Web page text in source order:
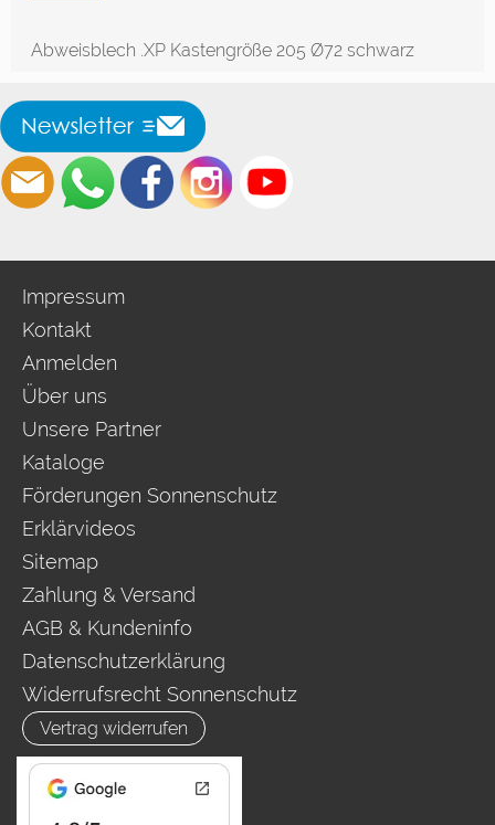
Abweisblech .XP Kastengröße 205 Ø72 schwarz
Impressum
Kontakt
Anmelden
Über uns
Unsere Partner
Kataloge
Förderungen Sonnenschutz
Erklärvideos
Sitemap
Zahlung & Versand
AGB & Kundeninfo
Datenschutzerklärung
Widerrufsrecht Sonnenschutz
Vertrag widerrufen